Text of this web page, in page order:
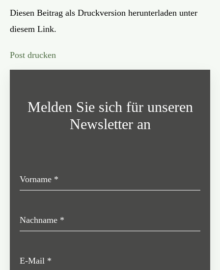
Diesen Beitrag als Druckversion herunterladen unter
diesem Link.
Post drucken
Melden Sie sich für unseren
Newsletter an
Vorname *
Nachname *
E-Mail *